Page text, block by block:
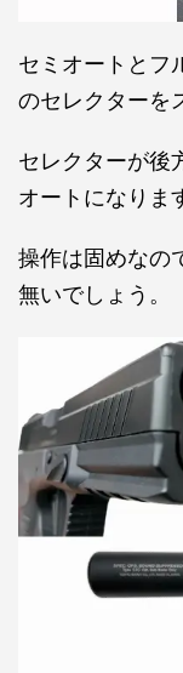
セミオートとフ
のセレクターを
セレクターが後
オートになりま
操作は固めなの
無いでしょう。